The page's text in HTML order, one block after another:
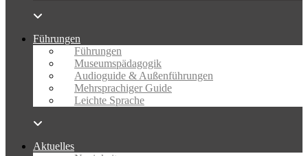
Führungen
Führungen
Museumspädagogik
Audioguide & Außenführungen
Mehrsprachiger Guide
Leichte Sprache
Aktuelles